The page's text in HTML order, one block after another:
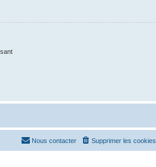
Supprimer les cookies
Nous contacter